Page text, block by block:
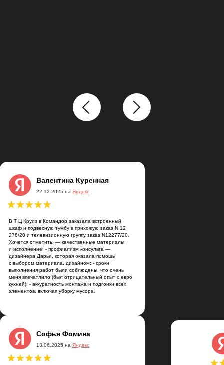
Валентина Куренная
В Т Ц Круиз в Командор заказала встроенный
шкаф и подвесную тумбу в прихожую заказ N 12
278/20 и телевизионную группу заказ N12277/20.
Хочется отметить: — качественные материалы
и исполнение; - профиализм консульта —
дизайнера Дарьи, которая оказала помощь
с выбором материала, дизайном; - сроки
выполнения работ были соблюдены, что очень
меня впечатлило (был отрицательный опыт с евро
кухней); - аккуратность монтажа и подгонки всех
элементов, включая уборку мусора.
22.12.2025 на Яндекс
Софья Фомина
13.06.2025 на Яндекс